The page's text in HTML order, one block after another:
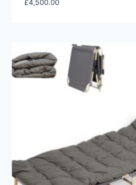
£4,500.00